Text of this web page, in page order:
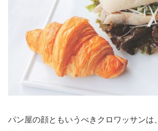
パン屋の顔ともいうべきクロワッサンは